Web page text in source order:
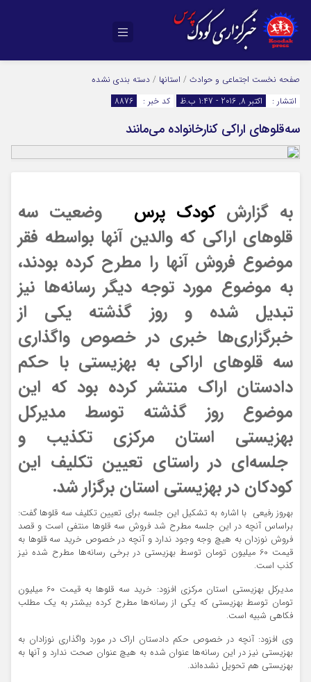
صفحه نخست اجتماعی و حوادث / استانها / دسته بندی نشده
انتشار :
اکتبر 8, 2016 - 1:47 ب.ظ کد خبر : 8876
سه‌‌قلوهای اراکی کنارخانواده می‌مانند‌
به گزارشکودک پرس
وضعیت سه
قلوهای اراکی که والدین آنها بواسطه فقر
موضوع فروش آنها را مطرح کرده بودند،
به موضوع مورد توجه دیگر رسانه‌ها نیز
تبدیل شده و روز گذشته یکی از
خبرگزاری‌‌ها خبری در خصوص واگذاری
سه قلوهای اراکی به بهزیستی با حکم
دادستان اراک منتشر کرده بود که این
موضوع روز گذشته توسط مدیرکل
بهزیستی استان مرکزی تکذیب‌ و
جلسه‌ای در راستای تعیین تکلیف این
کودکان در بهزیستی استان برگزار شد.
بهروز رفیعی با اشاره به تشکیل این جلسه برای تعیین تکلیف سه قلوها گفت:
براساس آنچه در این جلسه مطرح شد فروش سه قلوها منتفی است و قصد
فروش نوزدان به هیچ وجه وجود ندارد و آنچه در خصوص خرید سه قلوها به
قیمت 60 میلیون تومان توسط بهزیستی در برخی رسانه‌ها مطرح شده نیز
کذب است.
مدیرکل بهزیستی استان مرکزی افزود: خرید سه قلوها به قیمت 60 میلیون
تومان توسط بهزیستی که یکی از رسانه‌ها مطرح کرده بیشتر به یک مطلب
فکاهی شبیه است.
وی افزود: آنچه در خصوص حکم دادستان اراک در مورد واگذاری نوزادان به
بهزیستی نیز در این رسانه‌ها عنوان شده به هیچ عنوان صحت ندارد و آنها به
بهزیستی هم تحویل نشده‌اند.